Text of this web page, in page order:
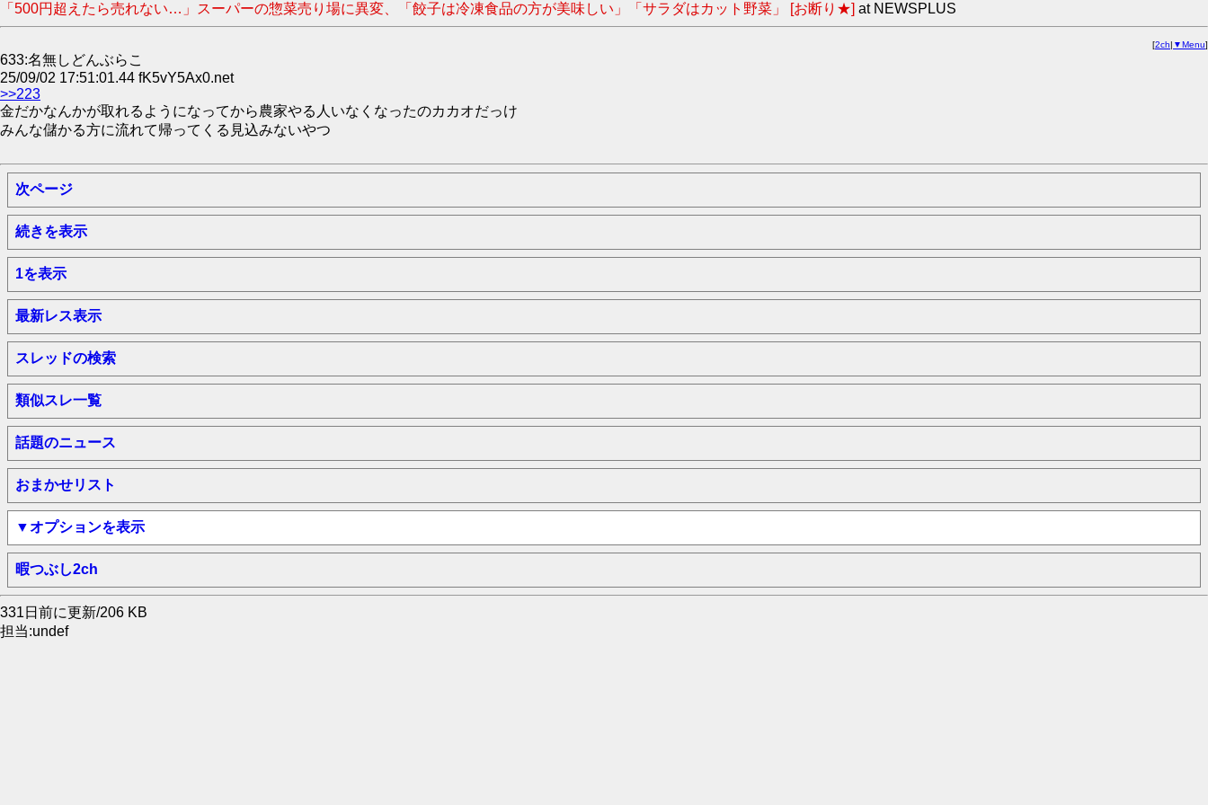
「500円超えたら売れない…」スーパーの惣菜売り場に異変、「餃子は冷凍食品の方が美味しい」「サラダはカット野菜」 [お断り★] at NEWSPLUS
[2ch| ▼Menu]
633:名無しどんぶらこ
25/09/02 17:51:01.44 fK5vY5Ax0.net
>>223
金だかなんかが取れるようになってから農家やる人いなくなったのカカオだっけ
みんな儲かる方に流れて帰ってくる見込みないやつ
次ページ
続きを表示
1を表示
最新レス表示
スレッドの検索
類似スレ一覧
話題のニュース
おまかせリスト
▼オプションを表示
暇つぶし2ch
331日前に更新/206 KB
担当:undef